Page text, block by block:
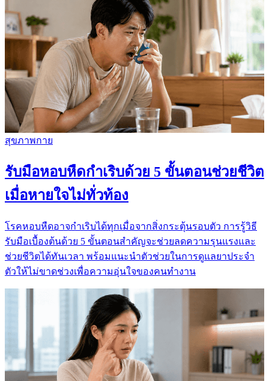
สุขภาพกาย
รับมือหอบหืดกำเริบด้วย 5 ขั้นตอนช่วยชีวิต
เมื่อหายใจไม่ทั่วท้อง
โรคหอบหืดอาจกำเริบได้ทุกเมื่อจากสิ่งกระตุ้นรอบตัว การรู้วิธี
รับมือเบื้องต้นด้วย 5 ขั้นตอนสำคัญจะช่วยลดความรุนแรงและ
ช่วยชีวิตได้ทันเวลา พร้อมแนะนำตัวช่วยในการดูแลยาประจำ
ตัวให้ไม่ขาดช่วงเพื่อความอุ่นใจของคนทำงาน